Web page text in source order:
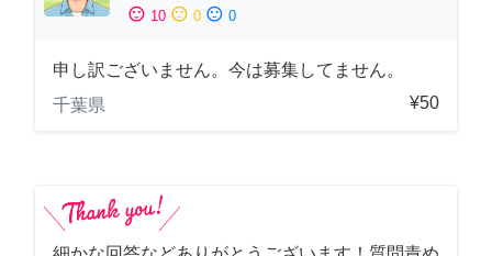
sentiment_satisfied 10 sentiment_neutral 0 sentiment_dissatisfied 0
申し訳ございません。今は募集してません。
千葉県
¥50